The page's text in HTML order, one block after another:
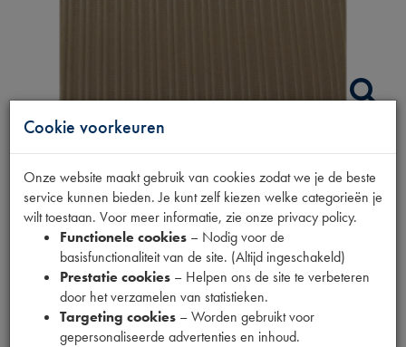
LINNENDAK BEIGE
ALBATROS
Fabrikant
Productnummer
1904544
Cookie voorkeuren
Onze website maakt gebruik van cookies zodat we je de beste
service kunnen bieden. Je kunt zelf kiezen welke categorieën je
wilt toestaan. Voor meer informatie, zie onze privacy policy.
Functionele cookies – Nodig voor de
basisfunctionaliteit van de site. (Altijd ingeschakeld)
Prestatie cookies – Helpen ons de site te verbeteren
door het verzamelen van statistieken.
Targeting cookies – Worden gebruikt voor
gepersonaliseerde advertenties en inhoud.